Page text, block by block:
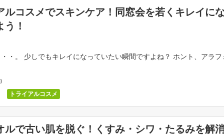
ルコスメでスキンケア！同窓会を若くキレイに
う！
。 少しでもキレイになっていたい瞬間ですよね？ ホント、アラフ
トライアルコスメ
ルで古い肌を脱ぐ！くすみ・シワ・たるみを解